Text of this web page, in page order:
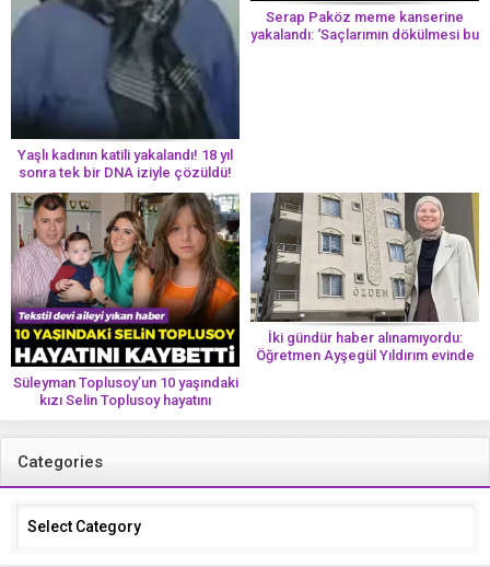
Yaşlı kadının katili yakalandı! 18 yıl
sonra tek bir DNA iziyle çözüldü!
Serap Paköz meme kanserine
yakalandı: ‘Saçlarımın dökülmesi bu
Süleyman Toplusoy’un 10 yaşındaki
kızı Selin Toplusoy hayatını
kaybetti! ‘Ah dünya güzeli melek’
İki gündür haber alınamıyordu:
Öğretmen Ayşegül Yıldırım evinde
Categories
Categories